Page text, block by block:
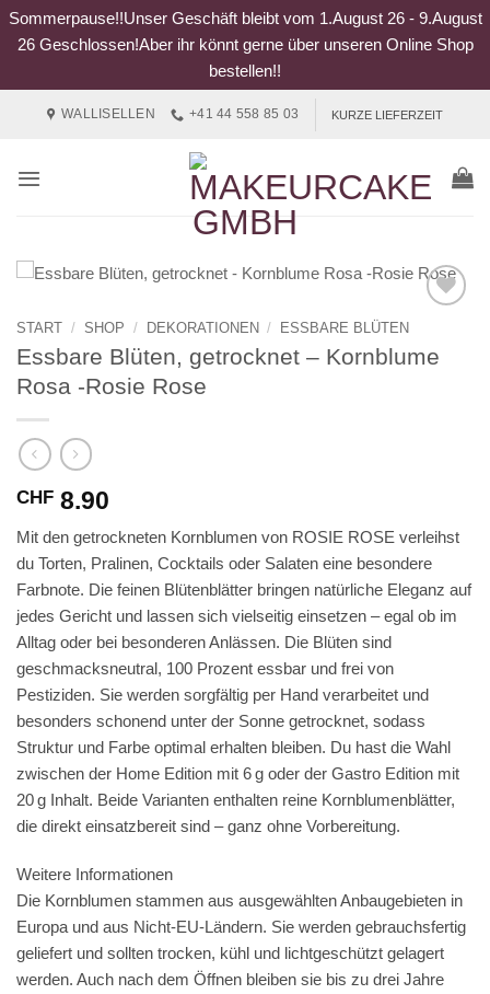
Sommerpause!!Unser Geschäft bleibt vom 1.August 26 - 9.August
26 Geschlossen!Aber ihr könnt gerne über unseren Online Shop
bestellen!!
WALLISELLEN +41 44 558 85 03 KURZE LIEFERZEIT
START / SHOP / DEKORATIONEN / ESSBARE BLÜTEN
Essbare Blüten, getrocknet – Kornblume
Rosa -Rosie Rose
CHF 8.90
Mit den getrockneten Kornblumen von ROSIE ROSE verleihst
du Torten, Pralinen, Cocktails oder Salaten eine besondere
Farbnote. Die feinen Blütenblätter bringen natürliche Eleganz auf
jedes Gericht und lassen sich vielseitig einsetzen – egal ob im
Alltag oder bei besonderen Anlässen. Die Blüten sind
geschmacksneutral, 100 Prozent essbar und frei von
Pestiziden. Sie werden sorgfältig per Hand verarbeitet und
besonders schonend unter der Sonne getrocknet, sodass
Struktur und Farbe optimal erhalten bleiben. Du hast die Wahl
zwischen der Home Edition mit 6 g oder der Gastro Edition mit
20 g Inhalt. Beide Varianten enthalten reine Kornblumenblätter,
die direkt einsatzbereit sind – ganz ohne Vorbereitung.
Weitere Informationen
Die Kornblumen stammen aus ausgewählten Anbaugebieten in
Europa und aus Nicht-EU-Ländern. Sie werden gebrauchsfertig
geliefert und sollten trocken, kühl und lichtgeschützt gelagert
werden. Auch nach dem Öffnen bleiben sie bis zu drei Jahre